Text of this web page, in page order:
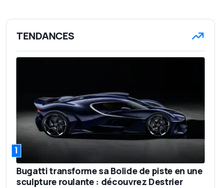
TENDANCES
1
Bugatti transforme sa Bolide de piste en une
sculpture roulante : découvrez Destrier